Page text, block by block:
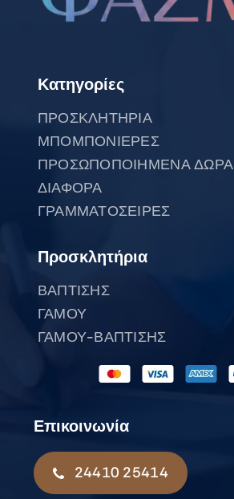
Κατηγορίες
ΠΡΟΣΚΛΗΤΗΡΙΑ
ΜΠΟΜΠΟΝΙΕΡΕΣ
ΠΡΟΣΩΠΟΠΟΙΗΜΕΝΑ ΔΩΡΑ
ΔΙΑΦΟΡΑ
ΓΡΑΜΜΑΤΟΣΕΙΡΕΣ
Προσκλητήρια
ΒΑΠΤΙΣΗΣ
ΓΑΜΟΥ
ΓΑΜΟΥ-ΒΑΠΤΙΣΗΣ
Επικοινωνία
24410 25414